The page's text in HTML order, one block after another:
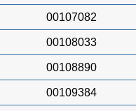
00107082
00108033
00108890
00109384